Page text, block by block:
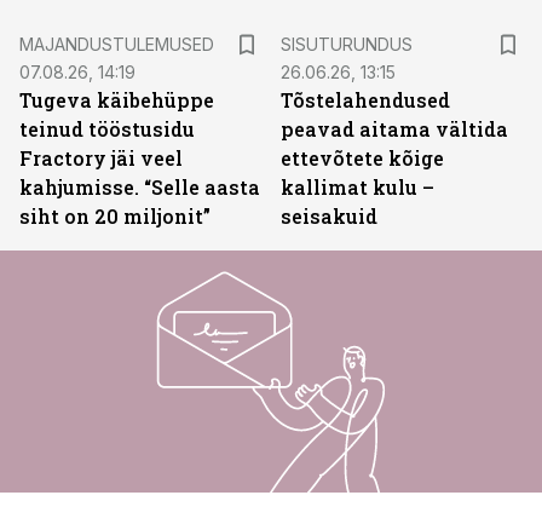
MAJANDUSTULEMUSED
07.08.26, 14:19
Tugeva käibehüppe
teinud tööstusidu
Fractory jäi veel
kahjumisse. “Selle aasta
siht on 20 miljonit”
SISUTURUNDUS
26.06.26, 13:15
Tõstelahendused
peavad aitama vältida
ettevõtete kõige
kallimat kulu –
seisakuid